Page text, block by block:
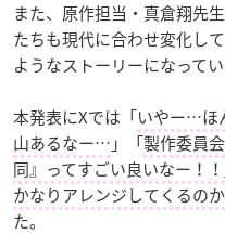
また、原作担当・真倉翔先
たちも現代に合わせ変化し
ようなストーリーになって
本発表にXでは「いやー…ほ
山あるなー… 」「製作委員
同』ってすごい良いなー！！
かなりアレンジしてくるの
た。